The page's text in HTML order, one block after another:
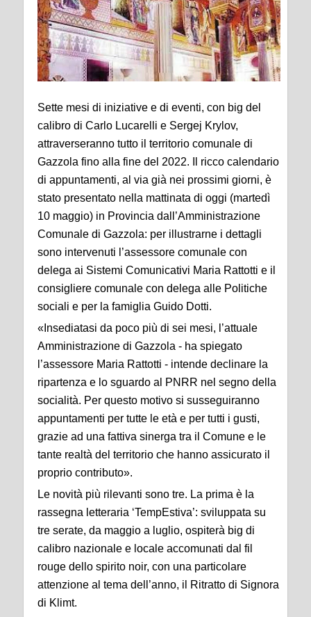
Sette mesi di iniziative e di eventi, con big del
calibro di Carlo Lucarelli e Sergej Krylov,
attraverseranno tutto il territorio comunale di
Gazzola fino alla fine del 2022. Il ricco calendario
di appuntamenti, al via già nei prossimi giorni, è
stato presentato nella mattinata di oggi (martedì
10 maggio) in Provincia dall ’Amministrazione
Comunale di Gazzola: per illustrarne i dettagli
sono intervenuti l’assessore comunale con
delega ai Sistemi Comunicativi Maria Rattotti e il
consigliere comunale con delega alle Politiche
sociali e per la famiglia Guido Dotti.
« nsediatasi da poco più di sei mesi, l ’attuale
Amministrazione di Gazzola - ha spiegato
l’assessore Maria Rattotti - intende declinare la
ripartenza e lo sguardo al PNRR nel segno della
socialità. Per questo motivo si susseguiranno
appuntamenti per tutte le età e per tutti i gusti,
grazie ad una fattiva sinerga tra il Comune e le
tante realtà del territorio che hanno assicurato il
proprio contributo».
Le novità più rilevanti sono tre. La prima è la
rassegna letteraria ‘TempEstiva’: sviluppata su
tre serate, da maggio a luglio, ospiterà big di
calibro nazionale e locale accomunati dal fil
rouge dello spirito noir, con una particolare
attenzione al tema dell’anno, il Ritratto di Signora
di Klimt.